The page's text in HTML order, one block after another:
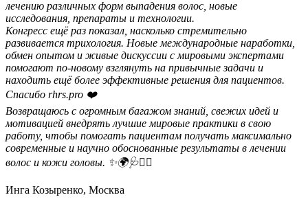
лечению различных форм выпадения волос, новые
исследования, препараты и технологии.
Конгресс ещё раз показал, насколько стремительно
развивается трихология. Новые международные наработки,
обмен опытом и живые дискуссии с мировыми экспертами
помогают по-новому взглянуть на привычные задачи и
находить ещё более эффективные решения для пациентов.
Спасибо rhrs.pro ❤️
Возвращаюсь с огромным багажом знаний, свежих идей и
мотивацией внедрять лучшие мировые практики в свою
работу, чтобы помогать пациентам получать максимально
современные и научно обоснованные результаты в лечении
волос и кожи головы. ✨🌍🩺💇‍♀️
Инга Козыренко, Москва